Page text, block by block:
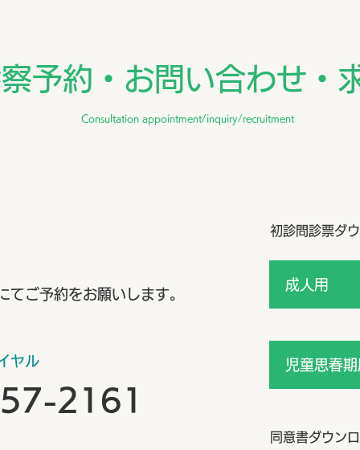
の
病
しま
理
の支
予約・お問い合わせ・
Consultation appointment/inquiry/recruitment
てご予約をお願いします。
ヤル
2161
初診問診票ダ
成人用
児童思春期
同意書ダウン